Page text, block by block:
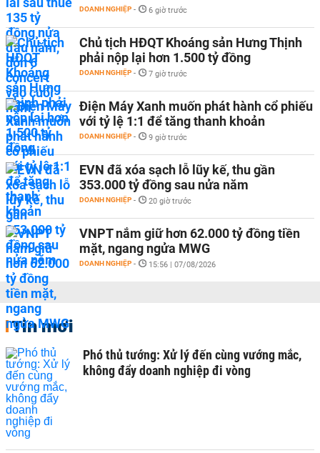
DOANH NGHIỆP - 6 giờ trước
Chủ tịch HĐQT Khoáng sản Hưng Thịnh
phải nộp lại hơn 1.500 tỷ đồng
DOANH NGHIỆP - 7 giờ trước
Điện Máy Xanh muốn phát hành cổ phiếu
với tỷ lệ 1:1 để tăng thanh khoản
DOANH NGHIỆP - 9 giờ trước
EVN đã xóa sạch lỗ lũy kế, thu gần
353.000 tỷ đồng sau nửa năm
DOANH NGHIỆP - 20 giờ trước
VNPT nắm giữ hơn 62.000 tỷ đồng tiền
mặt, ngang ngửa MWG
DOANH NGHIỆP - 15:56 | 07/08/2026
Tin mới
Phó thủ tướng: Xử lý đến cùng vướng mắc,
không đẩy doanh nghiệp đi vòng